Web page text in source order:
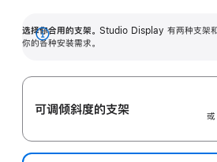
选择你合用的支架。 Studio Display 有两种支架和
你的各种安装需求。
展
可调倾斜度的支架